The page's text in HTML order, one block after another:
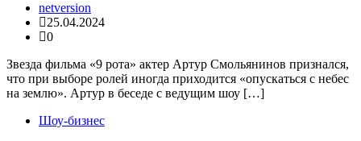
netversion
25.04.2024
0
Звезда фильма «9 рота» актер Артур Смольянинов признался,
что при выборе ролей иногда приходится «опускаться с небес
на землю». Артур в беседе с ведущим шоу […]
Шоу-бизнес